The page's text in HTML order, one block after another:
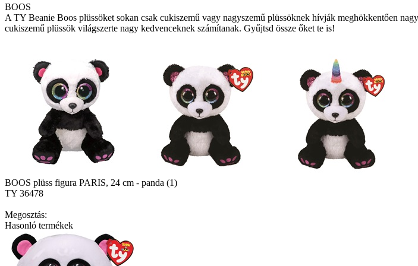
BOOS
A TY Beanie Boos plüssöket sokan csak cukiszemű vagy nagyszemű plüssöknek hívják meghökkentően
cukiszemű plüssök világszerte nagy kedvenceknek számítanak. Gyűjtsd össze őket te is!
BOOS plüss figura PARIS, 24 cm - panda (1)
TY 36478
Megosztás:
Hasonló termékek